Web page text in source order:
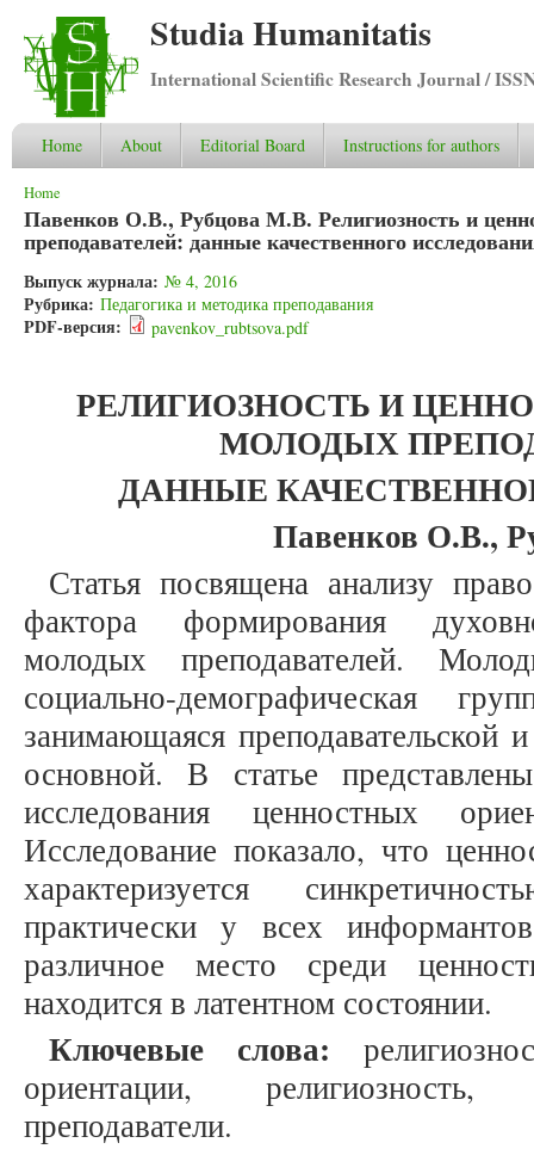
Studia Humanitatis
International Scientific Research Journal /
Home About Editorial Board Instructions for authors
You are here
Home
Павенков О.В., Рубцова М.В. Религиозность и
преподавателей: данные качественного
Выпуск журнала: № 4, 2016
Рубрика: Педагогика и методика преподавания
PDF-версия: pavenkov_rubtsova.pdf
РЕЛИГИОЗНОСТЬ И
МОЛОДЫХ
ДАННЫЕ
Павенков О.В.,
Статья посвящена анализу
фактора формирования
молодых преподавателей.
социально-
занимающаяся преподавательской
основной. В статье
исследования ценностных
Исследование показало, что
характеризуется
практически у всех
различное место среди
находится в латентном состоянии.
Ключевые слова:
ориентации,
преподаватели.